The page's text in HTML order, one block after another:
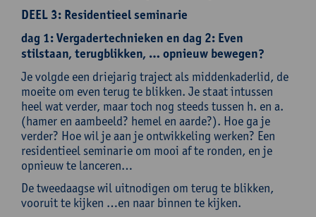
DEEL 3: Residentieel seminarie
dag 1: Vergadertechnieken en dag 2: Even
stilstaan, terugblikken, … opnieuw bewegen?
Je volgde een driejarig traject als middenkaderlid, de
moeite om even terug te blikken. Je staat intussen
heel wat verder, maar toch nog steeds tussen h. en a.
(hamer en aambeeld? hemel en aarde?). Hoe ga je
verder? Hoe wil je aan je ontwikkeling werken? Een
residentieel seminarie om mooi af te ronden, en je
opnieuw te lanceren…
De tweedaagse wil uitnodigen om terug te blikken,
vooruit te kijken …en naar binnen te kijken.